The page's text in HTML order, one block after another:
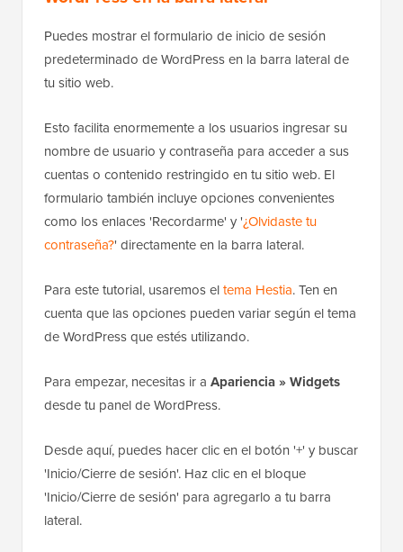
Puedes mostrar el formulario de inicio de sesión
predeterminado de WordPress en la barra lateral de
tu sitio web.
Esto facilita enormemente a los usuarios ingresar su
nombre de usuario y contraseña para acceder a sus
cuentas o contenido restringido en tu sitio web. El
formulario también incluye opciones convenientes
como los enlaces 'Recordarme' y '¿Olvidaste tu
contraseña?' directamente en la barra lateral.
Para este tutorial, usaremos eltema Hestia. Ten en
cuenta que las opciones pueden variar según el tema
de WordPress que estés utilizando.
Para empezar, necesitas ir a Apariencia » Widgets
desde tu panel de WordPress.
Desde aquí, puedes hacer clic en el botón '+' y buscar
'Inicio/Cierre de sesión'. Haz clic en el bloque
'Inicio/Cierre de sesión' para agregarlo a tu barra
lateral.